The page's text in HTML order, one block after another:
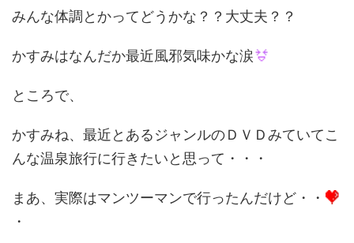
みんな体調とかってどうかな？？大丈夫？？
かすみはなんだか最近風邪気味かな涙
ところで、
かすみね、最近とあるジャンルのＤＶＤみていてこ
んな温泉旅行に行きたいと思って・・・
まあ、実際はマンツーマンで行ったんだけど・・
・